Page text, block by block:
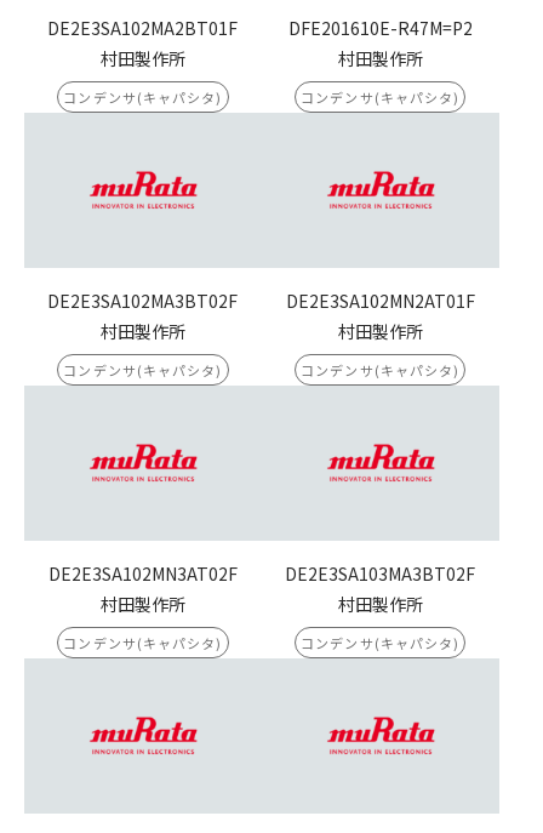
DE2E3SA102MA2BT01F
村田製作所
コンデンサ(キャパシタ)
DFE201610E-R47M=P2
村田製作所
コンデンサ(キャパシタ)
DE2E3SA102MA3BT02F
村田製作所
コンデンサ(キャパシタ)
DE2E3SA102MN2AT01F
村田製作所
コンデンサ(キャパシタ)
DE2E3SA102MN3AT02F
村田製作所
コンデンサ(キャパシタ)
DE2E3SA103MA3BT02F
村田製作所
コンデンサ(キャパシタ)